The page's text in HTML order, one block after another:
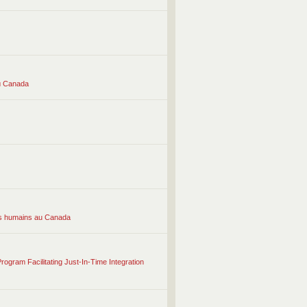
Canada
humains au Canada
Facilitating Just-In-Time Integration